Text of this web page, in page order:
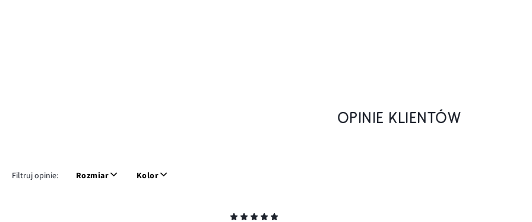
OPINIE KLIENTÓW
Filtruj opinie: Rozmiar Kolor